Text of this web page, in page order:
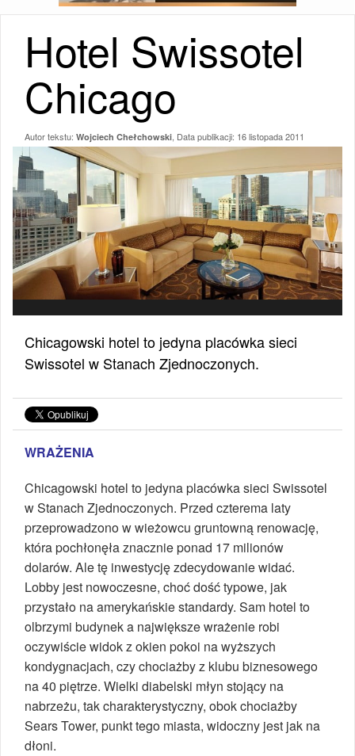
Hotel Swissotel
Chicago
Autor tekstu: Wojciech Chełchowski , Data publikacji: 16 listopada 2011
Chicagowski hotel to jedyna placówka sieci
Swissotel w Stanach Zjednoczonych.
WRAŻENIA
Chicagowski hotel to jedyna placówka sieci Swissotel
w Stanach Zjednoczonych. Przed czterema laty
przeprowadzono w wieżowcu gruntowną renowację,
która pochłonęła znacznie ponad 17 milionów
dolarów. Ale tę inwestycję zdecydowanie widać.
Lobby jest nowoczesne, choć dość typowe, jak
przystało na amerykańskie standardy. Sam hotel to
olbrzymi budynek a największe wrażenie robi
oczywiście widok z okien pokoi na wyższych
kondygnacjach, czy chociażby z klubu biznesowego
na 40 piętrze. Wielki diabelski młyn stojący na
nabrzeżu, tak charakterystyczny, obok chociażby
Sears Tower, punkt tego miasta, widoczny jest jak na
dłoni.